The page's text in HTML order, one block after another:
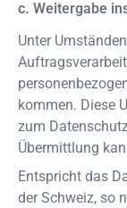
c. Weitergabe
Unter
kommen. Diese
zum
Übermittlung
Entspricht das
der Schweiz, so